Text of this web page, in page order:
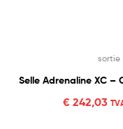
sortie
Selle Adrenaline XC –
€ 242,03